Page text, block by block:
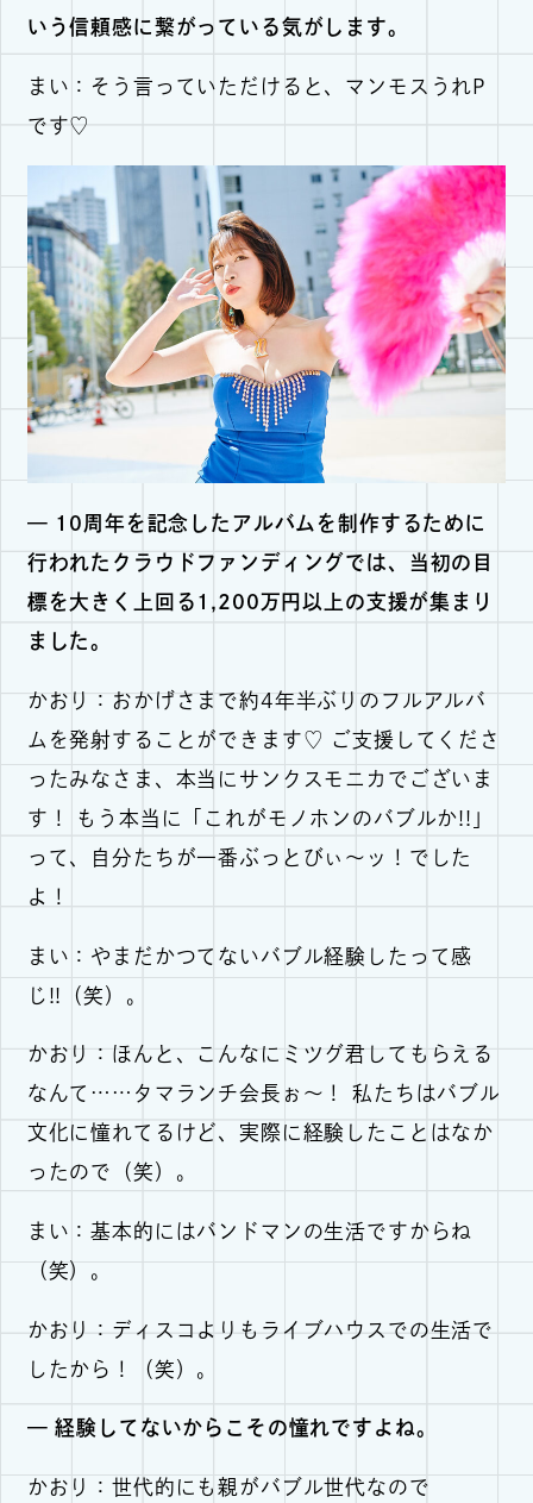
いう信頼感に繋がっている気がします。
まい：そう言っていただけると、マンモスうれP
です♡
— 10周年を記念したアルバムを制作するために
行われたクラウドファンディングでは、当初の目
標を大きく上回る1,200万円以上の支援が集まり
ました。
かおり：おかげさまで約4年半ぶりのフルアルバ
ムを発射することができます♡ ご支援してくださ
ったみなさま、本当にサンクスモニカでございま
す！ もう本当に「これがモノホンのバブルか!!」
って、自分たちが一番ぶっとびぃ～ッ！でした
よ！
まい：やまだかつてないバブル経験したって感
じ!!（笑）。
かおり：ほんと、こんなにミツグ君してもらえる
なんて……タマランチ会長ぉ～！ 私たちはバブル
文化に憧れてるけど、実際に経験したことはなか
ったので（笑）。
まい：基本的にはバンドマンの生活ですからね
（笑）。
かおり：ディスコよりもライブハウスでの生活で
したから！（笑）。
— 経験してないからこその憧れですよね。
かおり：世代的にも親がバブル世代なので